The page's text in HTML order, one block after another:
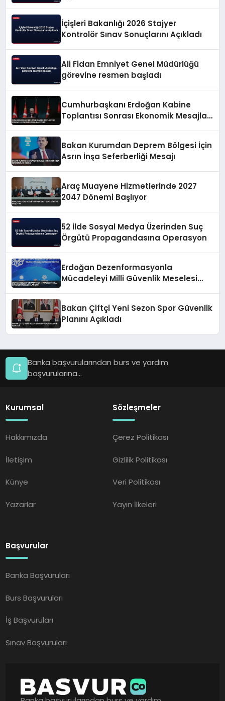
İçişleri Bakanlığı 2026 Stajyer
Kontrolör Sınav Sonuçlarını Açıkladı
Ali Fidan Emniyet Genel Müdürlüğü
görevine resmen başladı
Cumhurbaşkanı Erdoğan Kabine
Toplantısı Sonrası Ekonomik Mesajlar
Bakan Kurumdan Deprem Bölgesi İçin
Asrın İnşa Seferberliği Mesajı
Araç Muayene Hizmetlerinde 2027
2047 Dönemi Başlıyor
52 İlde Sosyal Medya Üzerinden Suç
Örgütü Propagandasına Operasyon
Erdoğan Dezenformasyonla
Mücadeleyi Milli Güvenlik Meselesi
Bakan Çiftçi Yeni Sezon Spor Güvenlik
Planını Açıkladı
Banka başvurularından burs ve yardım
başvurularına...
Kurumsal
Hakkımızda
İletişim
Künye
Yazarlar
Sözleşmeler
Çerez Politikası
Gizlilik Politikası
Veri Politikası
Yayın İlkeleri
Başvurular
Banka Başvuruları
Burs Başvuruları
İş Başvuruları
Sınav Başvuruları